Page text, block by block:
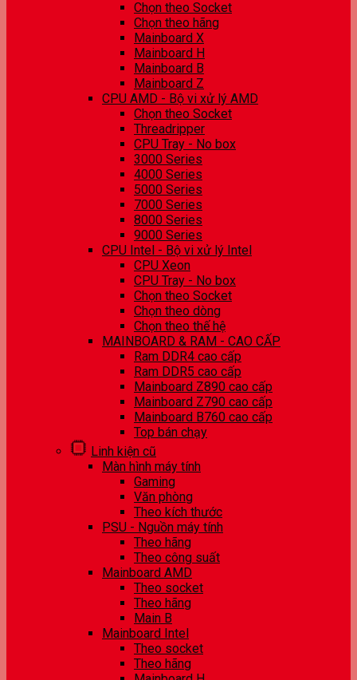
Chọn theo Socket
Chọn theo hãng
Mainboard X
Mainboard H
Mainboard B
Mainboard Z
CPU AMD - Bộ vi xử lý AMD
Chọn theo Socket
Threadripper
CPU Tray - No box
3000 Series
4000 Series
5000 Series
7000 Series
8000 Series
9000 Series
CPU Intel - Bộ vi xử lý Intel
CPU Xeon
CPU Tray - No box
Chọn theo Socket
Chọn theo dòng
Chọn theo thế hệ
MAINBOARD & RAM - CAO CẤP
Ram DDR4 cao cấp
Ram DDR5 cao cấp
Mainboard Z890 cao cấp
Mainboard Z790 cao cấp
Mainboard B760 cao cấp
Top bán chạy
Linh kiện cũ
Màn hình máy tính
Gaming
Văn phòng
Theo kích thước
PSU - Nguồn máy tính
Theo hãng
Theo công suất
Mainboard AMD
Theo socket
Theo hãng
Main B
Mainboard Intel
Theo socket
Theo hãng